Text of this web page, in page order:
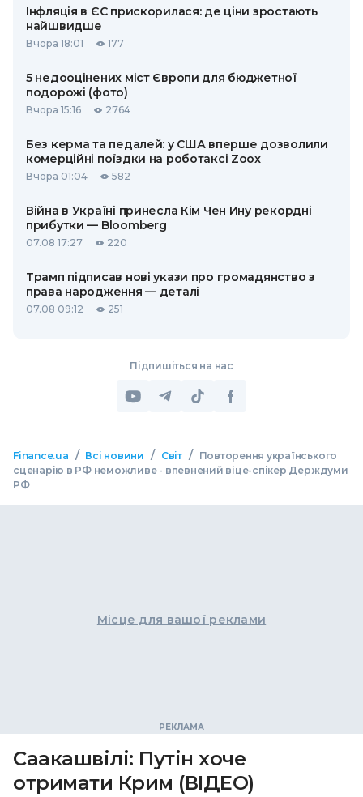
Інфляція в ЄС прискорилася: де ціни зростають
найшвидше
Вчора 18:01 177
5 недооцінених міст Європи для бюджетної
подорожі (фото)
Вчора 15:16 2764
Без керма та педалей: у США вперше дозволили
комерційні поїздки на роботаксі Zoox
Вчора 01:04 582
Війна в Україні принесла Кім Чен Ину рекордні
прибутки — Bloomberg
07.08 17:27 220
Трамп підписав нові укази про громадянство з
права народження — деталі
07.08 09:12 251
Підпишіться на нас
Finance.ua / Всі новини / Світ /
Повторення українського
сценарію в РФ неможливе - впевнений віце-спікер Держдуми
РФ
Місце для вашої реклами
Саакашвілі: Путін хоче
отримати Крим (ВІДЕО)